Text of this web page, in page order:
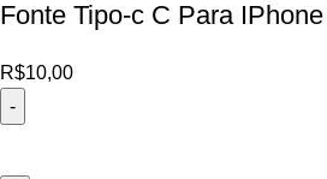
Fonte Tipo-c C Para
R$10,00